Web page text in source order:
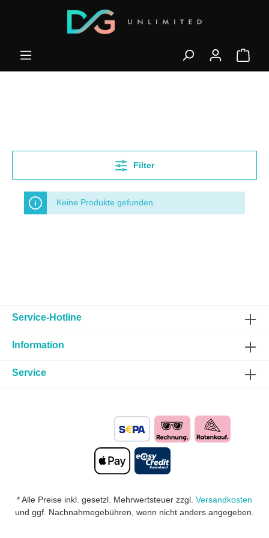
Filter
Keine Produkte gefunden.
Service-Hotline
Information
Service
* Alle Preise inkl. gesetzl. Mehrwertsteuer zzgl. Versandkosten
und ggf. Nachnahmegebühren, wenn nicht anders angegeben.